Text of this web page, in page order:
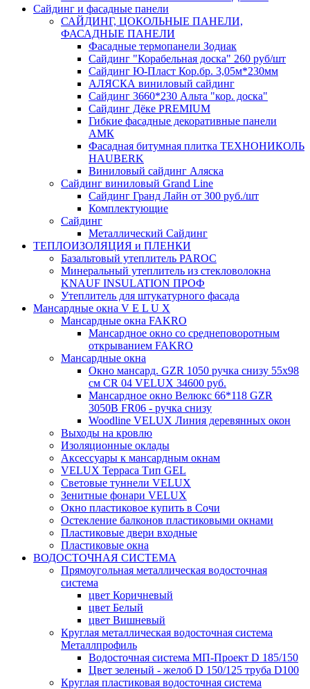
Сайдинг и фасадные панели
САЙДИНГ, ЦОКОЛЬНЫЕ ПАНЕЛИ,
ФАСАДНЫЕ ПАНЕЛИ
Фасадные термопанели Зодиак
Сайдинг "Корабельная доска" 260 руб/шт
Сайдинг Ю-Пласт Кор.бр. 3,05м*230мм
АЛЯСКА виниловый сайдинг
Сайдинг 3660*230 Альта "кор. доска"
Сайдинг Дёке PREMIUM
Гибкие фасадные декоративные панели
АМК
Фасадная битумная плитка ТЕХНОНИКОЛЬ
HAUBERK
Виниловый сайдинг Аляска
Сайдинг виниловый Grand Line
Сайдинг Гранд Лайн от 300 руб./шт
Комплектующие
Сайдинг
Металлический Сайдинг
ТЕПЛОИЗОЛЯЦИЯ и ПЛЕНКИ
Базальтовый утеплитель PAROC
Минеральный утеплитель из стекловолокна
KNAUF INSULATION ПРОФ
Утеплитель для штукатурного фасада
Мансардные окна V E L U X
Мансардные окна FAKRO
Мансардное окно со среднеповоротным
открыванием FAKRO
Мансардные окна
Окно мансард. GZR 1050 ручка снизу 55х98
см CR 04 VELUX 34600 руб.
Мансардное окно Велюкс 66*118 GZR
3050B FR06 - ручка снизу
Woodline VELUX Линия деревянных окон
Выходы на кровлю
Изоляционные оклады
Аксессуары к мансардным окнам
VELUX Терраса Тип GEL
Световые туннели VELUX
Зенитные фонари VELUX
Окно пластиковое купить в Сочи
Остекление балконов пластиковыми окнами
Пластиковые двери входные
Пластиковые окна
ВОДОСТОЧНАЯ СИСТЕМА
Прямоугольная металлическая водосточная
система
цвет Коричневый
цвет Белый
цвет Вишневый
Круглая металлическая водосточная система
Металлпрофиль
Водосточная система МП-Проект D 185/150
Цвет зеленый - желоб D 150/125 труба D100
Круглая пластиковая водосточная система